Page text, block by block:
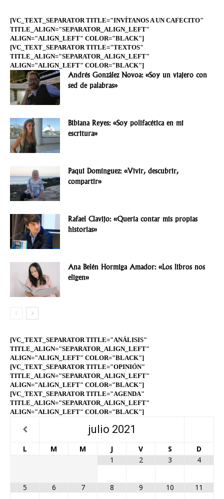
[VC_TEXT_SEPARATOR TITLE="INVÍTANOS A UN CAFECITO"
TITLE_ALIGN="SEPARATOR_ALIGN_LEFT"
ALIGN="ALIGN_LEFT" COLOR="BLACK"]
[VC_TEXT_SEPARATOR TITLE="TEXTOS"
TITLE_ALIGN="SEPARATOR_ALIGN_LEFT"
ALIGN="ALIGN_LEFT" COLOR="BLACK"]
Andrés González Novoa: «Soy un viajero con
sed de palabras»
Bibiana Reyes: «Soy polifacética en mi
escritura»
Paqui Domínguez: «Vivir, descubrir,
compartir»
Rafael Clavijo: «Quería contar mis propias
historias»
Ana Belén Hormiga Amador: «Los libros nos
eligen»
[VC_TEXT_SEPARATOR TITLE="ANÁLISIS"
TITLE_ALIGN="SEPARATOR_ALIGN_LEFT"
ALIGN="ALIGN_LEFT" COLOR="BLACK"]
[VC_TEXT_SEPARATOR TITLE="OPINIÓN"
TITLE_ALIGN="SEPARATOR_ALIGN_LEFT"
ALIGN="ALIGN_LEFT" COLOR="BLACK"]
[VC_TEXT_SEPARATOR TITLE="AGENDA"
TITLE_ALIGN="SEPARATOR_ALIGN_LEFT"
ALIGN="ALIGN_LEFT" COLOR="BLACK"]
julio 2021
L M M J V S
D
1
2 3 4
5 6 7 8 9 10 11